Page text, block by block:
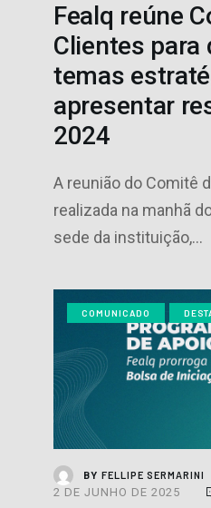
Fealq reúne
Clientes para
temas
apresentar
2024
A reunião do Comitê
realizada na manhã
sede da instituição,…
COMUNICADO
BY FELLIPE SERMARINI
2 DE JUNHO DE 2025